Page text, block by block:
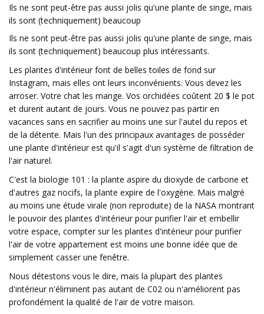
Ils ne sont peut-être pas aussi jolis qu'une plante de singe, mais
ils sont (techniquement) beaucoup
Ils ne sont peut-être pas aussi jolis qu'une plante de singe, mais
ils sont (techniquement) beaucoup plus intéressants.
Les plantes d'intérieur font de belles toiles de fond sur
Instagram, mais elles ont leurs inconvénients. Vous devez les
arroser. Votre chat les mange. Vos orchidées coûtent 20 $ le pot
et durent autant de jours. Vous ne pouvez pas partir en
vacances sans en sacrifier au moins une sur l'autel du repos et
de la détente. Mais l'un des principaux avantages de posséder
une plante d'intérieur est qu'il s'agit d'un système de filtration de
l'air naturel.
C'est la biologie 101 : la plante aspire du dioxyde de carbone et
d'autres gaz nocifs, la plante expire de l'oxygène. Mais malgré
au moins une étude virale (non reproduite) de la NASA montrant
le pouvoir des plantes d'intérieur pour purifier l'air et embellir
votre espace, compter sur les plantes d'intérieur pour purifier
l'air de votre appartement est moins une bonne idée que de
simplement casser une fenêtre.
Nous détestons vous le dire, mais la plupart des plantes
d'intérieur n'éliminent pas autant de C02 ou n'améliorent pas
profondément la qualité de l'air de votre maison.